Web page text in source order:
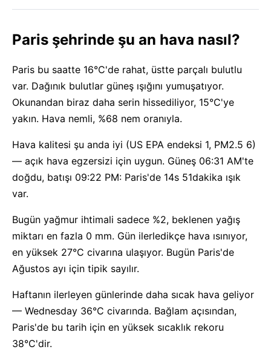
Paris şehrinde şu an hava nasıl?
Paris bu saatte 16°C'de rahat, üstte parçalı bulutlu
var. Dağınık bulutlar güneş ışığını yumuşatıyor.
Okunandan biraz daha serin hissediliyor, 15°C'ye
yakın. Hava nemli, %68 nem oranıyla.
Hava kalitesi şu anda iyi (US EPA endeksi 1, PM2.5 6)
— açık hava egzersizi için uygun. Güneş 06:31 AM'te
doğdu, batışı 09:22 PM: Paris'de 14s 51dakika ışık
var.
Bugün yağmur ihtimali sadece %2, beklenen yağış
miktarı en fazla 0 mm. Gün ilerledikçe hava ısınıyor,
en yüksek 27°C civarına ulaşıyor. Bugün Paris'de
Ağustos ayı için tipik sayılır.
Haftanın ilerleyen günlerinde daha sıcak hava geliyor
— Wednesday 36°C civarında. Bağlam açısından,
Paris'de bu tarih için en yüksek sıcaklık rekoru
38°C'dir.